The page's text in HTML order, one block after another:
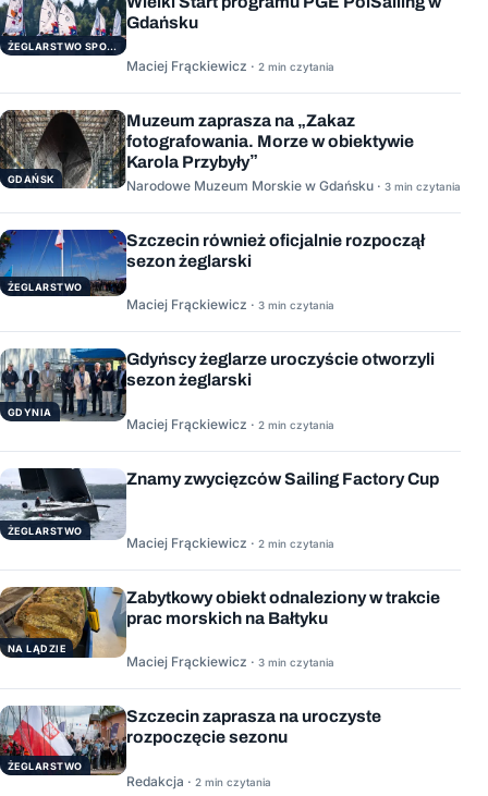
ŻEGLARSTWO SPORTOWE
Gdańsku
Maciej Frąckiewicz · 2 min czytania
GDAŃSK
Muzeum zaprasza na „Zakaz
fotografowania. Morze w obiektywie
Karola Przybyły”
Narodowe Muzeum Morskie w Gdańsku · 3 min czytania
ŻEGLARSTWO
Szczecin również oficjalnie rozpoczął
sezon żeglarski
Maciej Frąckiewicz · 3 min czytania
GDYNIA
Gdyńscy żeglarze uroczyście otworzyli
sezon żeglarski
Maciej Frąckiewicz · 2 min czytania
ŻEGLARSTWO
Znamy zwycięzców Sailing Factory Cup
Maciej Frąckiewicz · 2 min czytania
NA LĄDZIE
Zabytkowy obiekt odnaleziony w trakcie
prac morskich na Bałtyku
Maciej Frąckiewicz · 3 min czytania
ŻEGLARSTWO
Szczecin zaprasza na uroczyste
rozpoczęcie sezonu
Redakcja · 2 min czytania